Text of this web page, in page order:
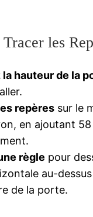
les
hauteur de la
repèressur le
en ajoutant
règle pour
au-
de la porte.